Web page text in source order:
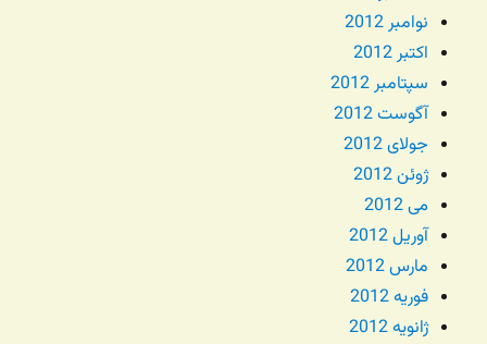
نوامبر 2012
اکتبر 2012
سپتامبر 2012
آگوست 2012
جولای 2012
ژوئن 2012
می 2012
آوریل 2012
مارس 2012
فوریه 2012
ژانویه 2012